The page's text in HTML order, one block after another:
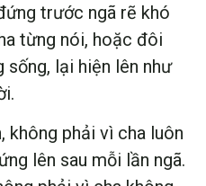
trước ngã rẽ khó
từng nói, hoặc đôi
lại hiện lên như
không phải vì cha luôn
lên sau mỗi lần ngã.